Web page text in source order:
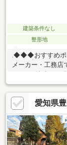
建築条件なし
整形地
.◆◆◆おすすめポ
メーカー・工務店
ができます！○土
検討頂けます！○
のご相談も承って
討頂けます！○小
す！○閑静な住宅
たり・風通し良好
ツまでお気軽にお
愛知県